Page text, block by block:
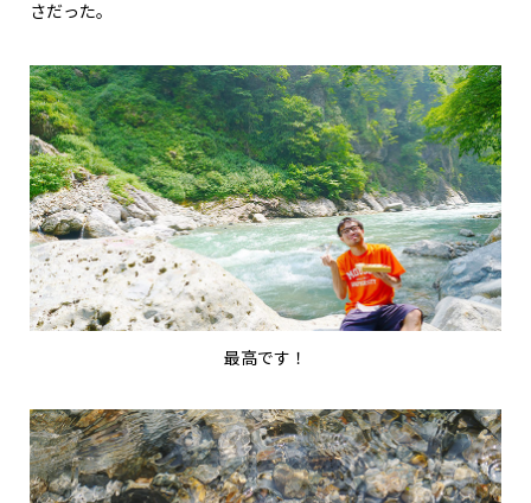
さだった。
最高です！